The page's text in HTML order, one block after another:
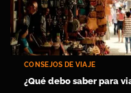
CONSEJOS DE VIAJE
¿Qué debo saber para